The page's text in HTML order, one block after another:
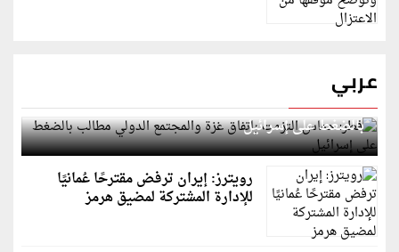
عربي
قطر: حماس التزمت باتفاق غزة والمجتمع الدولي مطالب
بالضغط على إسرائيل
رويترز: إيران ترفض مقترحًا عُمانيًا
للإدارة المشتركة لمضيق هرمز